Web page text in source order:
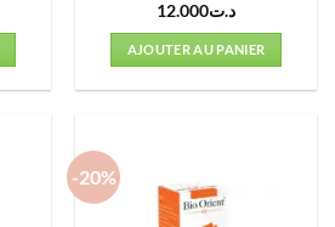
د.ت12.000
AJOUTER AU PANIER
-20%